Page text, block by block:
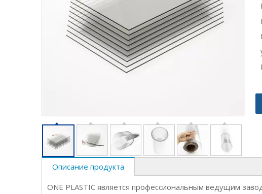
Описание продукта
ONE PLASTIC является профессиональным ведущим